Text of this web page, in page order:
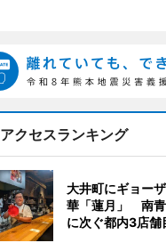
アクセスランキング
大井町にギョー
華「蓮月」 南青
に次ぐ都内3店舗